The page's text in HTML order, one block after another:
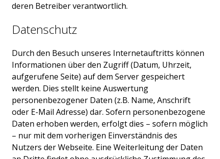
deren Betreiber verantwortlich.
Datenschutz
Durch den Besuch unseres Internetauftritts können
Informationen über den Zugriff (Datum, Uhrzeit,
aufgerufene Seite) auf dem Server gespeichert
werden. Dies stellt keine Auswertung
personenbezogener Daten (z.B. Name, Anschrift
oder E-Mail Adresse) dar. Sofern personenbezogene
Daten erhoben werden, erfolgt dies – sofern möglich
– nur mit dem vorherigen Einverständnis des
Nutzers der Webseite. Eine Weiterleitung der Daten